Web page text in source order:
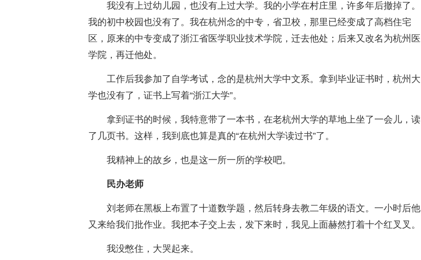
我没有上过幼儿园，也没有上过大学。我的小学在村庄里，许多年后撤掉了。
我的初中校园也没有了。我在杭州念的中专，省卫校，那里已经变成了高档住宅
区，原来的中专变成了浙江省医学职业技术学院，迁去他处；后来又改名为杭州医
学院，再迁他处。
工作后我参加了自学考试，念的是杭州大学中文系。拿到毕业证书时，杭州大
学也没有了，证书上写着“浙江大学”。
拿到证书的时候，我特意带了一本书，在老杭州大学的草地上坐了一会儿，读
了几页书。这样，我到底也算是真的“在杭州大学读过书”了。
我精神上的故乡，也是这一所一所的学校吧。
民办老师
刘老师在黑板上布置了十道数学题，然后转身去教二年级的语文。一小时后他
又来给我们批作业。我把本子交上去，发下来时，我见上面赫然打着十个红叉叉。
我没憋住，大哭起来。